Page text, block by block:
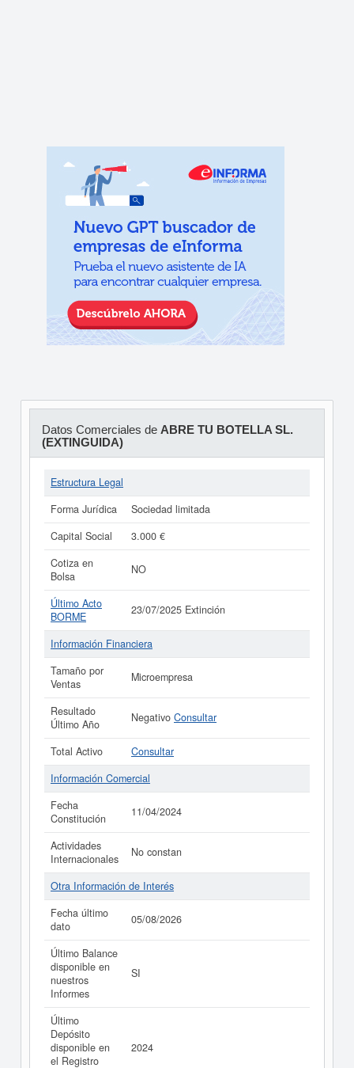
Datos Comerciales de ABRE TU BOTELLA SL.
(EXTINGUIDA)
Estructura Legal
Forma Jurídica
Sociedad limitada
Capital Social
3.000 €
Cotiza en
Bolsa
NO
Último Acto
BORME
23/07/2025 Extinción
Información Financiera
Tamaño por
Ventas
Microempresa
Resultado
Último Año
Negativo Consultar
Total Activo
Consultar
Información Comercial
Fecha
Constitución
11/04/2024
Actividades
Internacionales
No constan
Otra Información de Interés
Fecha último
dato
05/08/2026
Último Balance
disponible en
nuestros
Informes
SI
Último
Depósito
disponible en
el Registro
2024